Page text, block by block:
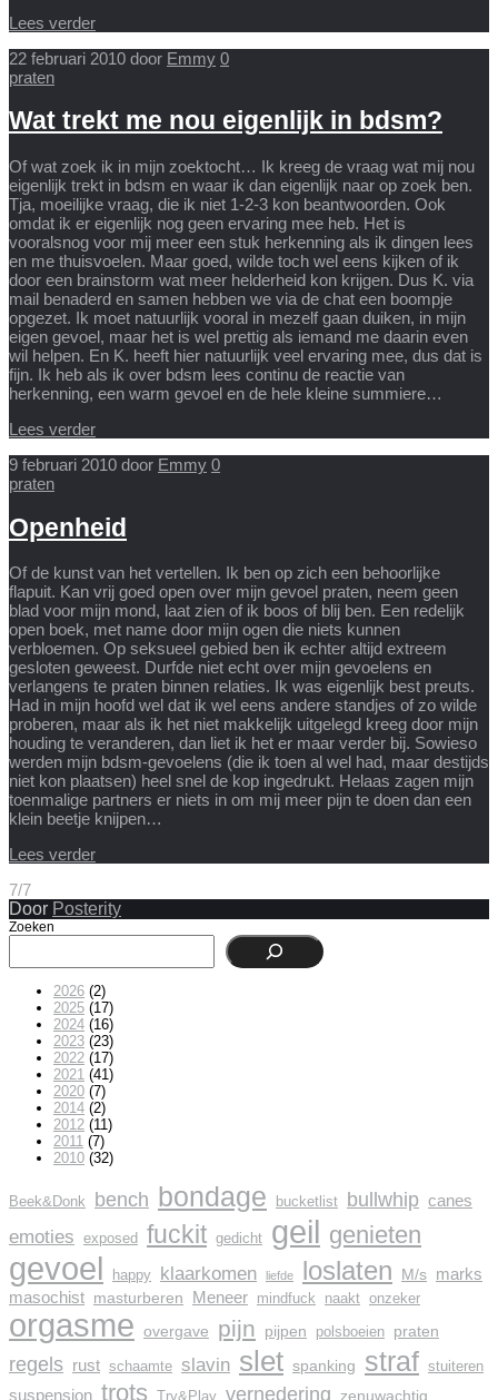
Lees verder
22 februari 2010 door Emmy 0
praten
Wat trekt me nou eigenlijk in bdsm?
Of wat zoek ik in mijn zoektocht… Ik kreeg de vraag wat mij nou
eigenlijk trekt in bdsm en waar ik dan eigenlijk naar op zoek ben.
Tja, moeilijke vraag, die ik niet 1-2-3 kon beantwoorden. Ook
omdat ik er eigenlijk nog geen ervaring mee heb. Het is
vooralsnog voor mij meer een stuk herkenning als ik dingen lees
en me thuisvoelen. Maar goed, wilde toch wel eens kijken of ik
door een brainstorm wat meer helderheid kon krijgen. Dus K. via
mail benaderd en samen hebben we via de chat een boompje
opgezet. Ik moet natuurlijk vooral in mezelf gaan duiken, in mijn
eigen gevoel, maar het is wel prettig als iemand me daarin even
wil helpen. En K. heeft hier natuurlijk veel ervaring mee, dus dat is
fijn. Ik heb als ik over bdsm lees continu de reactie van
herkenning, een warm gevoel en de hele kleine summiere…
Lees verder
9 februari 2010 door Emmy 0
praten
Openheid
Of de kunst van het vertellen. Ik ben op zich een behoorlijke
flapuit. Kan vrij goed open over mijn gevoel praten, neem geen
blad voor mijn mond, laat zien of ik boos of blij ben. Een redelijk
open boek, met name door mijn ogen die niets kunnen
verbloemen. Op seksueel gebied ben ik echter altijd extreem
gesloten geweest. Durfde niet echt over mijn gevoelens en
verlangens te praten binnen relaties. Ik was eigenlijk best preuts.
Had in mijn hoofd wel dat ik wel eens andere standjes of zo wilde
proberen, maar als ik het niet makkelijk uitgelegd kreeg door mijn
houding te veranderen, dan liet ik het er maar verder bij. Sowieso
werden mijn bdsm-gevoelens (die ik toen al wel had, maar destijds
niet kon plaatsen) heel snel de kop ingedrukt. Helaas zagen mijn
toenmalige partners er niets in om mij meer pijn te doen dan een
klein beetje knijpen…
Lees verder
7/7
Door Posterity
Zoeken
2026 (2)
2025 (17)
2024 (16)
2023 (23)
2022 (17)
2021 (41)
2020 (7)
2014 (2)
2012 (11)
2011 (7)
2010 (32)
Beek&Donk bench bondage bucketlist bullwhip canes
emoties exposed fuckit gedicht geil genieten
gevoel happy klaarkomen liefde loslaten M/s marks
masochist masturberen Meneer mindfuck naakt onzeker
orgasme overgave pijn pijpen polsboeien praten
regels rust schaamte slavin slet spanking straf stuiteren
suspension trots vernedering zenuwachtig